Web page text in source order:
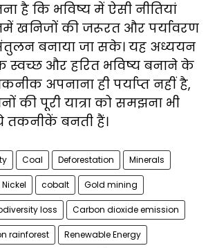
है कि भविष्य में ऐसी नीतियां
खनिजों की जरूरत और पर्यावरण
बनाया जा सके। यह अध्ययन
स्वच्छ और हरित भविष्य बनाने के
अपनाना ही पर्याप्त नहीं है,
की पूरी यात्रा को समझना भी
तकनीकें बनती हैं।
Coal Deforestation Minerals
Nickel cobalt Gold mining
loss Carbon dioxide emission
rainforest Renewable Energy